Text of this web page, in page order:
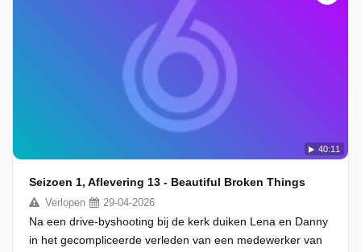
40:11
Seizoen 1, Aflevering 13 - Beautiful Broken Things
Verlopen 29-04-2026
Na een drive-byshooting bij de kerk duiken Lena en Danny
in het gecompliceerde verleden van een medewerker van